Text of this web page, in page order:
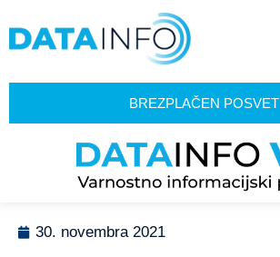
BREZPLAČEN POSVET
30. novembra 2021